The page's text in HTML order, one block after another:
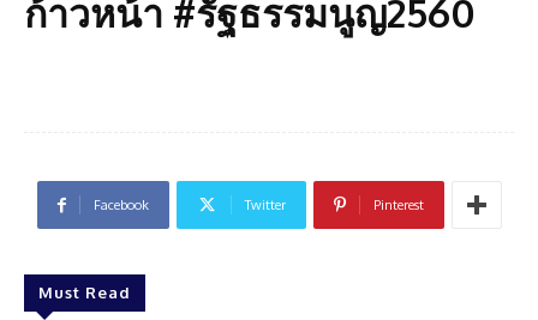
ก้าวหน้า #รัฐธรรมนูญ2560
Facebook Twitter Pinterest
Must Read